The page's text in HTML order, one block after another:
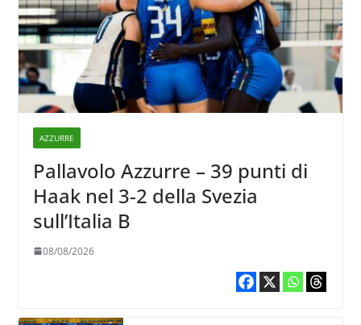
AZZURRE
Pallavolo Azzurre – 39 punti di
Haak nel 3-2 della Svezia
sull’Italia B
08/08/2026